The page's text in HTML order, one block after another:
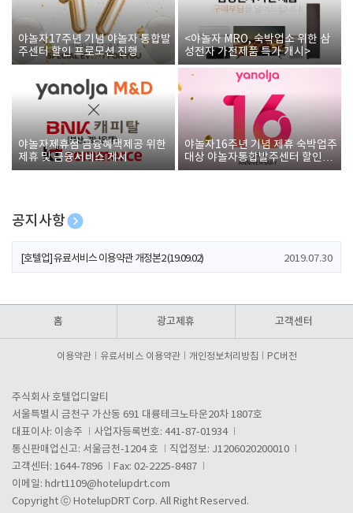
야놀자17주년 기념 야놀자 통합발
주센터 할인 프로모션 진행
<야놀자 MRO, 숙박업소 위한 삼
성전자 가전제품 특가 개시>
야놀자제휴점 금융혜택제공 위한
제휴 및 금융서비스 게시
야놀자16주년 기념 제휴 숙박업주
대상 야놀자통합발주센터 할인쿠
폰 증정
공지사항
[호텔업] 개인정보 처리방침 개정본1 (19.09.02)
[호텔업] 유료서비스 이용약관 개정본2 (19.09.02) 2019.07.30
홈 광고제휴 고객센터
이용약관 유료서비스 이용약관 개인정보처리방침 PC버전
주식회사 호텔업디알티
서울특별시 금천구 가산동 691 대륭테크노타운20차 1807호
대표이사: 이송주
사업자등록번호: 441-87-01934
통신판매업신고: 서울금천-1204 호
직업정보: J1206020200010
고객센터: 1644-7896
Fax: 02-2225-8487
이메일: hdrt1109@hotelupdrt.com
Copyright ⓒ HotelupDRT Corp. All Right Reserved.